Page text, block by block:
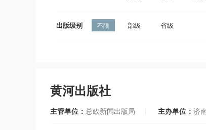
出版级别 不限 部级 省级
黄河出版社
主管单位： 总政新闻出版局 主办单位： 济